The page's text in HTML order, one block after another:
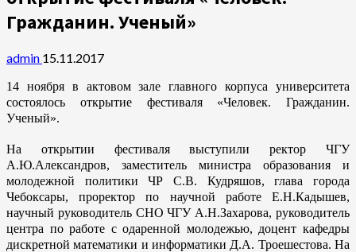
Гражданин. Ученый»
admin 15.11.2017
14 ноября в актовом зале главного корпуса университета
состоялось открытие фестиваля «Человек. Гражданин.
Ученый».
На открытии фестиваля выступили ректор ЧГУ
А.Ю.Александров, заместитель министра образования и
молодежной политики ЧР С.В. Кудряшов, глава города
Чебоксары, проректор по научной работе Е.Н.Кадышев,
научный руководитель СНО ЧГУ А.Н.Захарова, руководитель
центра по работе с одаренной молодежью, доцент кафедры
дискретной математики и информатики Д.А. Троешестова. На